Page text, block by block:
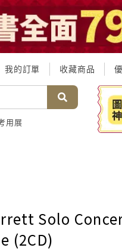
我的訂單 收藏商品
用展
Solo
(2CD)